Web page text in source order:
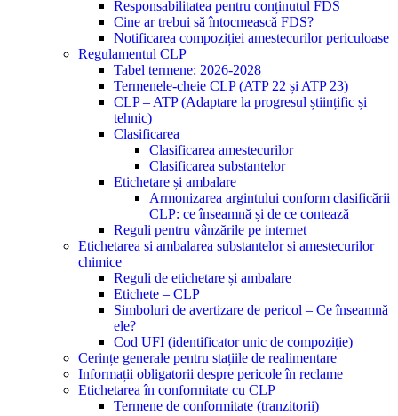
Responsabilitatea pentru conținutul FDS
Cine ar trebui să întocmească FDS?
Notificarea compoziției amestecurilor periculoase
Regulamentul CLP
Tabel termene: 2026-2028
Termenele-cheie CLP (ATP 22 și ATP 23)
CLP – ATP (Adaptare la progresul științific și
tehnic)
Clasificarea
Clasificarea amestecurilor
Clasificarea substantelor
Etichetare și ambalare
Armonizarea argintului conform clasificării
CLP: ce înseamnă și de ce contează
Reguli pentru vânzările pe internet
Etichetarea si ambalarea substantelor si amestecurilor
chimice
Reguli de etichetare și ambalare
Etichete – CLP
Simboluri de avertizare de pericol – Ce înseamnă
ele?
Cod UFI (identificator unic de compoziție)
Cerințe generale pentru stațiile de realimentare
Informații obligatorii despre pericole în reclame
Etichetarea în conformitate cu CLP
Termene de conformitate (tranzitorii)